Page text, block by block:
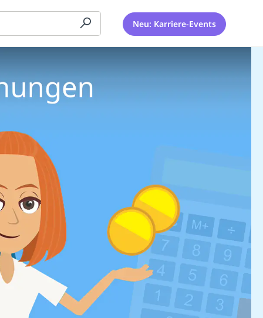
Neu: Karriere-Events